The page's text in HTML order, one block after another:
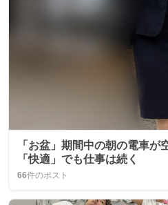
「お盆」期間中の朝の電車が
「快適」でも仕事は続く
66件のポスト